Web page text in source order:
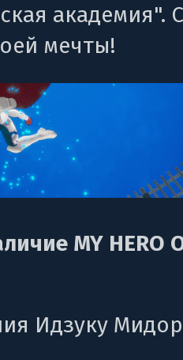
академия".
мечты!
MY HERO
Идзуку